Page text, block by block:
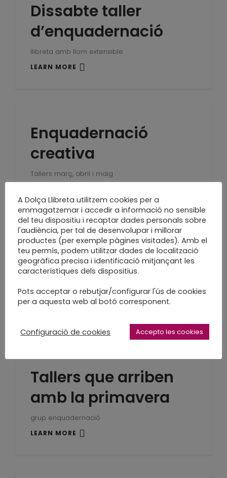
Dissabte taller
d’enquadernació
llibreta amb llom extensible
LEARN MORE
Enquadernació
creativa
Tallers març, abril i maig
Perquè juntes som
imparables
8 de març
Tallers que arriben
amb la primavera
grup enquadernació
LEARN MORE
A Dolça Llibreta utilitzem cookies per a
emmagatzemar i accedir a informació no sensible
del teu dispositiu i recaptar dades personals sobre
l'audiència, per tal de desenvolupar i millorar
productes (per exemple pàgines visitades). Amb el
teu permís, podem utilitzar dades de localització
geogràfica precisa i identificació mitjançant les
característiques dels dispositius.
Pots acceptar o rebutjar/configurar l'ús de cookies
per a aquesta web al botó corresponent.
Configuració de cookies Accepto les cookies